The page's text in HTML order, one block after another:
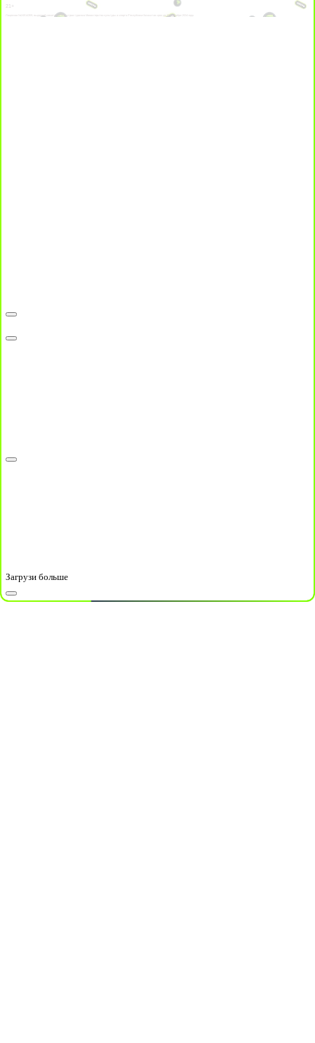
21+
Лицензии №24514359, выданной комитетом индустрии туризма Министерства культуры и спорта Республики Казахстан срок до 27 сентября 2034 года.
Загрузи больше